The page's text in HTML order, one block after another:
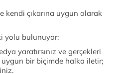
kendi çıkarına uygun olarak
yolu bulunuyor:
yaratırsınız ve gerçekleri
uygun bir biçimde halka iletir;